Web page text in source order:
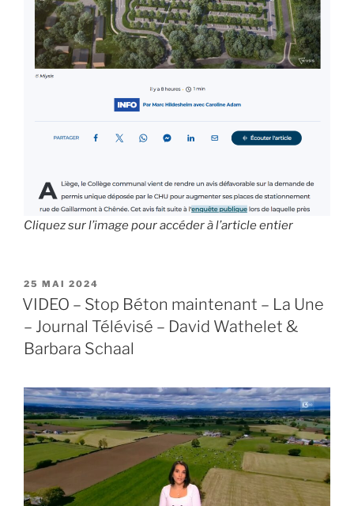
Cliquez sur l’image pour accéder à l’article entier
PUBLIÉ
LE
25 MAI 2024
VIDEO – Stop Béton maintenant – La Une
– Journal Télévisé – David Wathelet &
Barbara Schaal